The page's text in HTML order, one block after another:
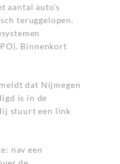
aantal auto’s
teruggelopen.
Binnenkort
dat Nijmegen
is in de
stuurt een link
nav een